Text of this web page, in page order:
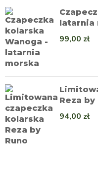
latarnia
99,00 zł
Reza by
94,00 zł